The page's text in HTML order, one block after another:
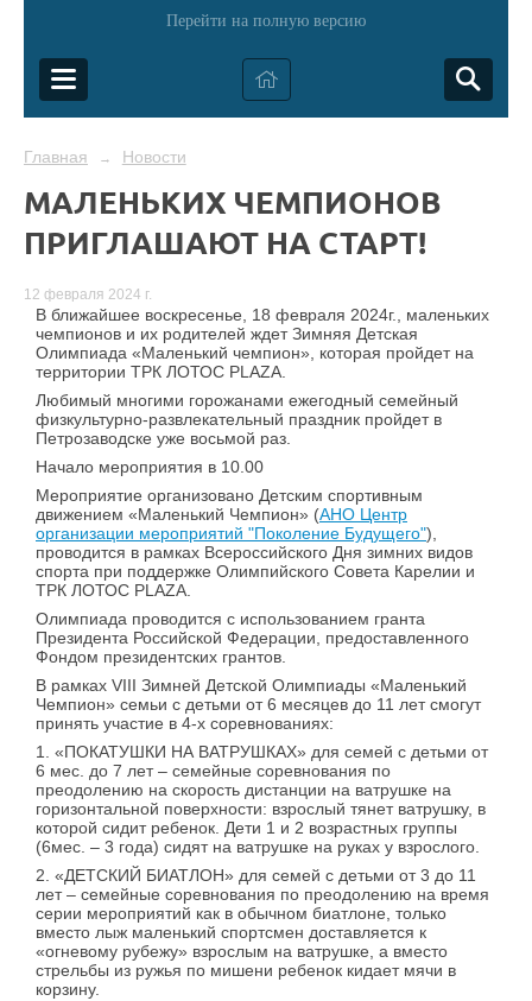
Перейти на полную версию
Главная → Новости
МАЛЕНЬКИХ ЧЕМПИОНОВ
ПРИГЛАШАЮТ НА СТАРТ!
12 февраля 2024 г.
В ближайшее воскресенье, 18 февраля 2024г., маленьких
чемпионов и их родителей ждет Зимняя Детская
Олимпиада «Маленький чемпион», которая пройдет на
территории ТРК ЛОТОС PLAZA.
Любимый многими горожанами ежегодный семейный
физкультурно-развлекательный праздник пройдет в
Петрозаводске уже восьмой раз.
Начало мероприятия в 10.00
Мероприятие организовано Детским спортивным
движением «Маленький Чемпион» (АНО Центр
организации мероприятий "Поколение Будущего"),
проводится в рамках Всероссийского Дня зимних видов
спорта при поддержке Олимпийского Совета Карелии и
ТРК ЛОТОС PLAZA.
Олимпиада проводится с использованием гранта
Президента Российской Федерации, предоставленного
Фондом президентских грантов.
В рамках VIII Зимней Детской Олимпиады «Маленький
Чемпион» семьи с детьми от 6 месяцев до 11 лет смогут
принять участие в 4-х соревнованиях:
1. «ПОКАТУШКИ НА ВАТРУШКАХ» для семей с детьми от
6 мес. до 7 лет – семейные соревнования по
преодолению на скорость дистанции на ватрушке на
горизонтальной поверхности: взрослый тянет ватрушку, в
которой сидит ребенок. Дети 1 и 2 возрастных группы
(6мес. – 3 года) сидят на ватрушке на руках у взрослого.
2. «ДЕТСКИЙ БИАТЛОН» для семей с детьми от 3 до 11
лет – семейные соревнования по преодолению на время
серии мероприятий как в обычном биатлоне, только
вместо лыж маленький спортсмен доставляется к
«огневому рубежу» взрослым на ватрушке, а вместо
стрельбы из ружья по мишени ребенок кидает мячи в
корзину.